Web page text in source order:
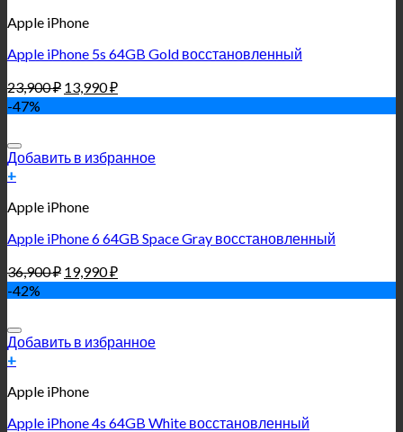
Apple iPhone
Apple iPhone 5s 64GB Gold восстановленный
23,900₽ 13,990₽
-47%
Добавить в избранное
+
Apple iPhone
Apple iPhone 6 64GB Space Gray восстановленный
36,900₽ 19,990₽
-42%
Добавить в избранное
+
Apple iPhone
Apple iPhone 4s 64GB White восстановленный